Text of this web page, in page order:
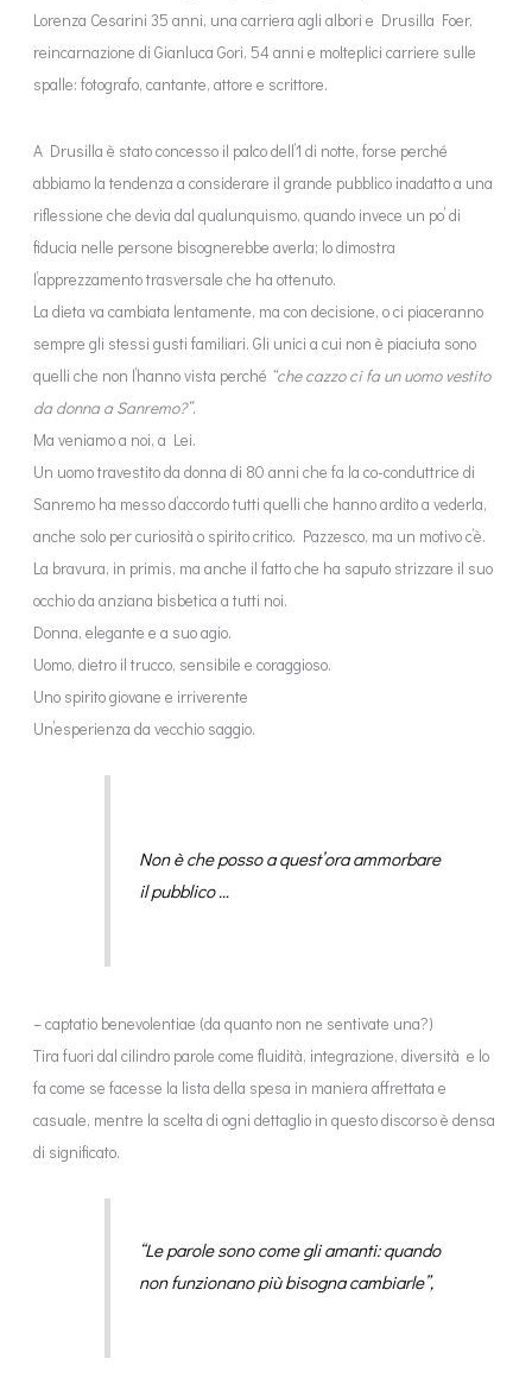
Lorenza Cesarini 35 anni, una carriera agli albori e Drusilla Foer,
reincarnazione di Gianluca Gori, 54 anni e molteplici carriere sulle
spalle: fotografo, cantante, attore e scrittore.
A Drusilla è stato concesso il palco dell’1 di notte, forse perché
abbiamo la tendenza a considerare il grande pubblico inadatto a una
riflessione che devia dal qualunquismo, quando invece un po’ di
fiducia nelle persone bisognerebbe averla; lo dimostra
l’apprezzamento trasversale che ha ottenuto.
La dieta va cambiata lentamente, ma con decisione, o ci piaceranno
sempre gli stessi gusti familiari. Gli unici a cui non è piaciuta sono
quelli che non l’hanno vista perché “che cazzo ci fa un uomo vestito
da donna a Sanremo?”.
Ma veniamo a noi, a Lei.
Un uomo travestito da donna di 80 anni che fa la co-conduttrice di
Sanremo ha messo d’accordo tutti quelli che hanno ardito a vederla,
anche solo per curiosità o spirito critico. Pazzesco, ma un motivo c’è.
La bravura, in primis, ma anche il fatto che ha saputo strizzare il suo
occhio da anziana bisbetica a tutti noi.
Donna, elegante e a suo agio.
Uomo, dietro il trucco, sensibile e coraggioso.
Uno spirito giovane e irriverente
Un’esperienza da vecchio saggio.
Non è che posso a quest’ora ammorbare
il pubblico …
– captatio benevolentiae (da quanto non ne sentivate una?)
Tira fuori dal cilindro parole come fluidità, integrazione, diversità e lo
fa come se facesse la lista della spesa in maniera affrettata e
casuale, mentre la scelta di ogni dettaglio in questo discorso è densa
di significato.
“Le parole sono come gli amanti: quando
non funzionano più bisogna cambiarle”,